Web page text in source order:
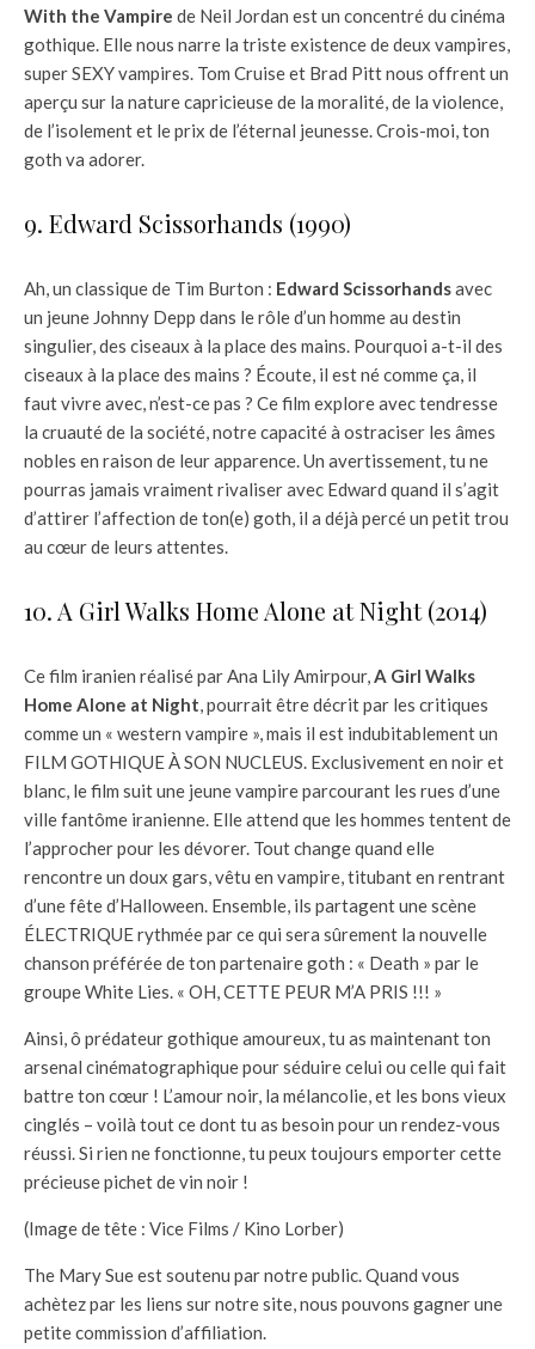
With the Vampire de Neil Jordan est un concentré du cinéma
gothique. Elle nous narre la triste existence de deux vampires,
super SEXY vampires. Tom Cruise et Brad Pitt nous offrent un
aperçu sur la nature capricieuse de la moralité, de la violence,
de l’isolement et le prix de l’éternal jeunesse. Crois-moi, ton
goth va adorer.
9. Edward Scissorhands (1990)
Ah, un classique de Tim Burton : Edward Scissorhandsavec
un jeune Johnny Depp dans le rôle d’un homme au destin
singulier, des ciseaux à la place des mains. Pourquoi a-t-il des
ciseaux à la place des mains ? Écoute, il est né comme ça, il
faut vivre avec, n’est-ce pas ? Ce film explore avec tendresse
la cruauté de la société, notre capacité à ostraciser les âmes
nobles en raison de leur apparence. Un avertissement, tu ne
pourras jamais vraiment rivaliser avec Edward quand il s’agit
d’attirer l’affection de ton(e) goth, il a déjà percé un petit trou
au cœur de leurs attentes.
10. A Girl Walks Home Alone at Night (2014)
Ce film iranien réalisé par Ana Lily Amirpour,A Girl Walks
Home Alone at Night, pourrait être décrit par les critiques
comme un « western vampire », mais il est indubitablement un
FILM GOTHIQUE À SON NUCLEUS. Exclusivement en noir et
blanc, le film suit une jeune vampire parcourant les rues d’une
ville fantôme iranienne. Elle attend que les hommes tentent de
l’approcher pour les dévorer. Tout change quand elle
rencontre un doux gars, vêtu en vampire, titubant en rentrant
d’une fête d’Halloween. Ensemble, ils partagent une scène
ÉLECTRIQUE rythmée par ce qui sera sûrement la nouvelle
chanson préférée de ton partenaire goth : « Death » par le
groupe White Lies. « OH, CETTE PEUR M’A PRIS !!! »
Ainsi, ô prédateur gothique amoureux, tu as maintenant ton
arsenal cinématographique pour séduire celui ou celle qui fait
battre ton cœur ! L’amour noir, la mélancolie, et les bons vieux
cinglés – voilà tout ce dont tu as besoin pour un rendez-vous
réussi. Si rien ne fonctionne, tu peux toujours emporter cette
précieuse pichet de vin noir !
(Image de tête : Vice Films / Kino Lorber)
The Mary Sue est soutenu par notre public. Quand vous
achètez par les liens sur notre site, nous pouvons gagner une
petite commission d’affiliation.